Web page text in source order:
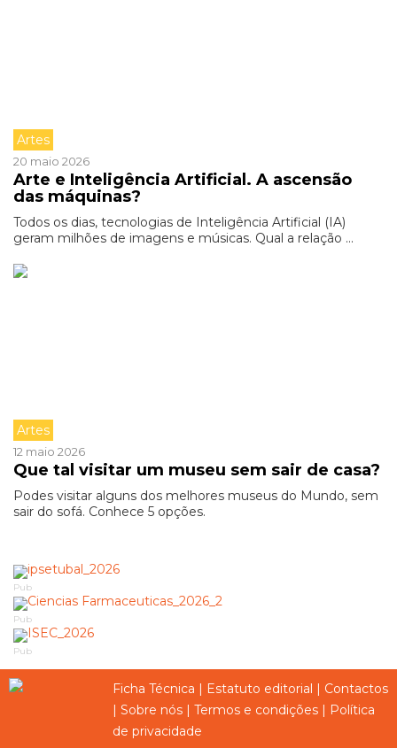
Artes
20 maio 2026
Arte e Inteligência Artificial. A ascensão
das máquinas?
Todos os dias, tecnologias de Inteligência Artificial (IA)
geram milhões de imagens e músicas. Qual a relação ...
Artes
12 maio 2026
Que tal visitar um museu sem sair de casa?
Podes visitar alguns dos melhores museus do Mundo, sem
sair do sofá. Conhece 5 opções.
Pub
Pub
Pub
Ficha Técnica Estatuto editorial
Contactos
Sobre nós Termos e condições
Política
de privacidade